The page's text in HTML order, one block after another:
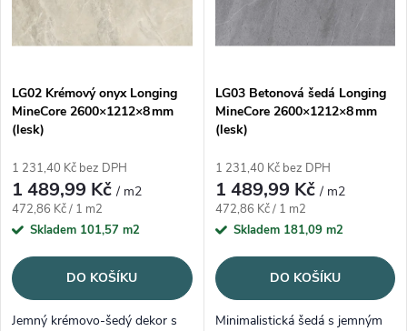
LG02 Krémový onyx Longing
MineCore 2600×1212×8 mm
(lesk)
1 231,40 Kč bez DPH
1 489,99 Kč/ m2
Měrná cena:
472,86 Kč / 1 m2
Skladem 101,57 m2
DO KOŠÍKU
Jemný krémovo‑šedý dekor s
LG03 Betonová šedá Longing
MineCore 2600×1212×8 mm
(lesk)
1 231,40 Kč bez DPH
1 489,99 Kč/ m2
Měrná cena:
472,86 Kč / 1 m2
Skladem 181,09 m2
DO KOŠÍKU
Minimalistická šedá s jemným